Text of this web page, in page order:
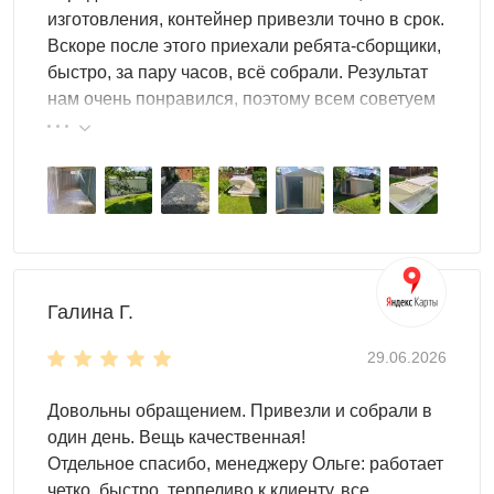
эстетичной.
Выбирая тип конструкции, обратите внимание на
особенность усиленных моделей. Они имеют
дополнительные ребра жесткости, которые придают
гаражу высокую прочность.
еще 2-3 контейнера, и конструкция все выдержит!
Чем просторнее гараж, тем больше внутри места для
садовые принадлежности
мебель
велосипеды и мототехнику
И это еще не все, что можно хранить в гараже для
техники. С системами хранения организовать
изготовления, контейнер привезли точно в срок.
Вскоре после этого приехали ребята-сборщики,
быстро, за пару часов, всё собрали. Результат
нам очень понравился, поэтому всем советуем
эту фирму.
Галина Г.
29.06.2026
Довольны обращением. Привезли и собрали в
один день. Вещь качественная!
Отдельное спасибо, менеджеру Ольге: работает